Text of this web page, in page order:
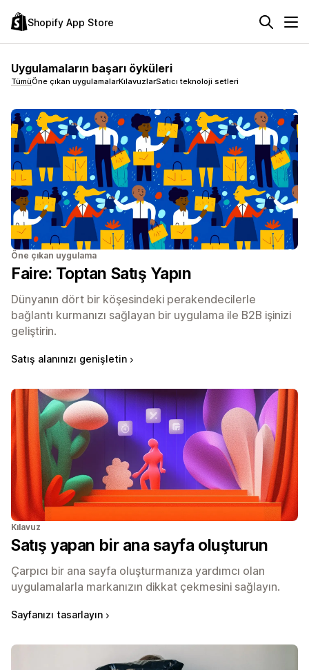
Shopify App Store
Uygulamaların başarı öyküleri
TümüÖne çıkan uygulamalarKılavuzlarSatıcı teknoloji setleri
Öne çıkan uygulama
Faire: Toptan Satış Yapın
Dünyanın dört bir köşesindeki perakendecilerle
bağlantı kurmanızı sağlayan bir uygulama ile B2B işinizi
geliştirin.
Satış alanınızı genişletin
Kılavuz
Satış yapan bir ana sayfa oluşturun
Çarpıcı bir ana sayfa oluşturmanıza yardımcı olan
uygulamalarla markanızın dikkat çekmesini sağlayın.
Sayfanızı tasarlayın